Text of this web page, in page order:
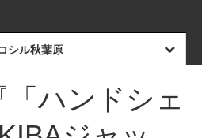
シル秋葉原
ハンドシェ